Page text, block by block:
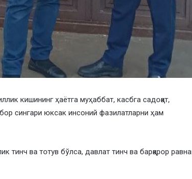
кишининг ҳаётга муҳаббат, касбга садоқат,
сингари юксак инсоний фазилатларни ҳам
тинч ва тотув бўлса, давлат тинч ва барқарор равнақ